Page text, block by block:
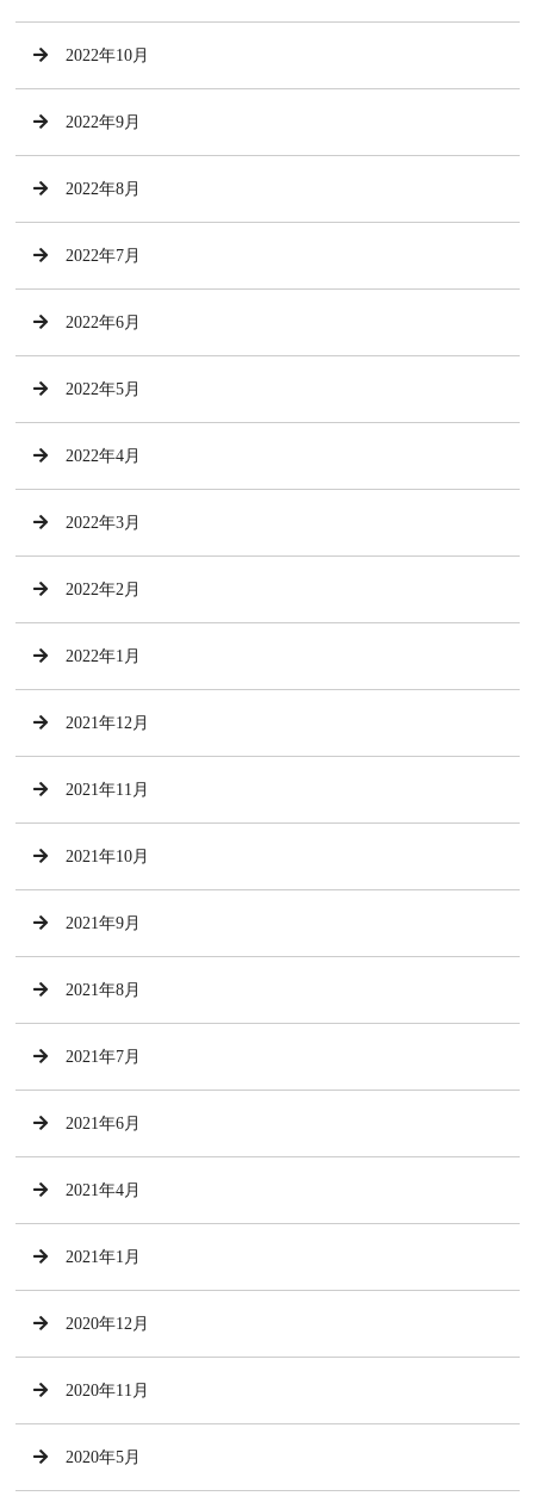
2022年10月
2022年9月
2022年8月
2022年7月
2022年6月
2022年5月
2022年4月
2022年3月
2022年2月
2022年1月
2021年12月
2021年11月
2021年10月
2021年9月
2021年8月
2021年7月
2021年6月
2021年4月
2021年1月
2020年12月
2020年11月
2020年5月